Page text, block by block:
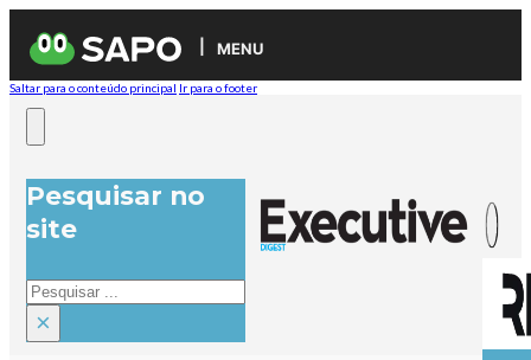
MENU
Saltar para o conteúdo principal Ir para o footer
Pesquisar no
site
Pesquisar
×